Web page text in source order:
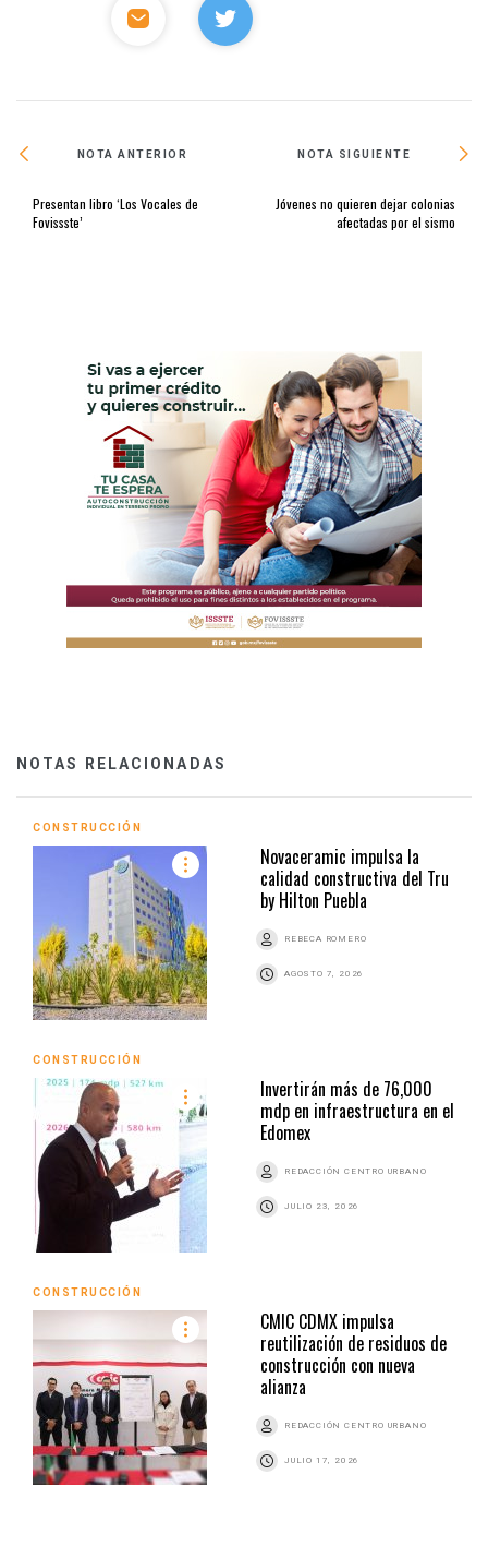
NOTA ANTERIOR
Presentan libro ‘Los Vocales de
Fovissste’
NOTA SIGUIENTE
Jóvenes no quieren dejar colonias
afectadas por el sismo
NOTAS RELACIONADAS
CONSTRUCCIÓN
Novaceramic impulsa la
calidad constructiva del Tru
by Hilton Puebla
REBECA ROMERO
AGOSTO 7, 2026
CONSTRUCCIÓN
Invertirán más de 76,000
mdp en infraestructura en el
Edomex
REDACCIÓN CENTRO URBANO
JULIO 23, 2026
CONSTRUCCIÓN
CMIC CDMX impulsa
reutilización de residuos de
construcción con nueva
alianza
REDACCIÓN CENTRO URBANO
JULIO 17, 2026